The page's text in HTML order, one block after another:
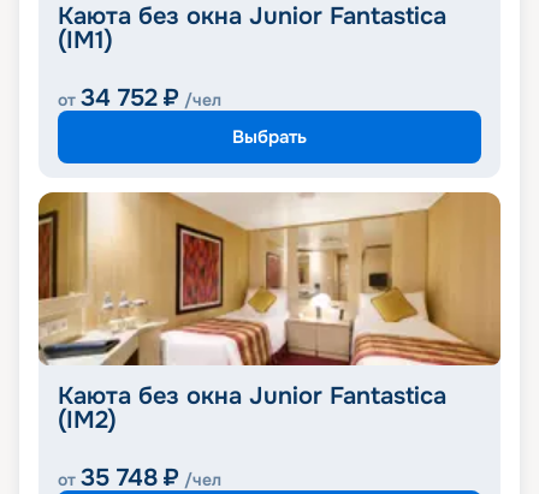
Каюта без окна Junior Fantastica
(IM1)
от 34 752 ₽ /чел
Выбрать
Каюта без окна Junior Fantastica
(IM2)
от 35 748 ₽ /чел